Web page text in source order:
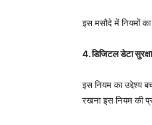
इस मसौदे में नियमों
4. डिजिटल डेटा
इस नियम का उद्देश्य
रखना इस नियम की